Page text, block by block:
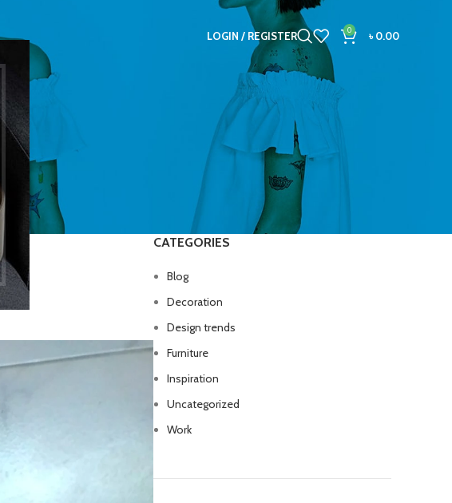
LOGIN / REGISTER 0 ৳0.00
CATEGORIES
Blog
Decoration
Design trends
Furniture
Inspiration
Uncategorized
Work